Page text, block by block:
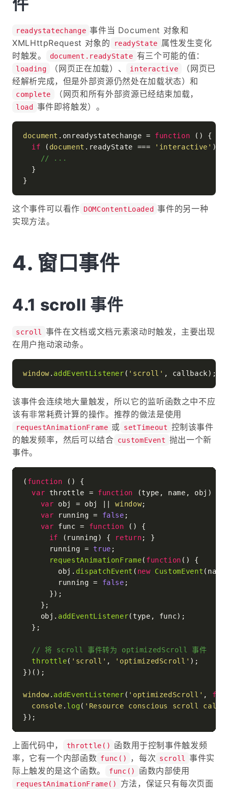
readystatechange 事件当 Document 对象和
XMLHttpRequest 对象的
readyState 属性发生变化
时触发。
document.readyState 有三个可能的值：
loading （网页正在加载）、 interactive
（网页已
经解析完成，但是外部资源仍然处在加载状态）和
complete （网页和所有外部资源已经结束加载，
load 事件即将触发）。
document . onreadystatechange = function ( ) {
if ( document . readyState === 'interactive' ) {
// ...
  }
这个事件可以看作 DOMContentLoaded 事件的另一种
实现方法。
窗口事件
scroll 事件
scroll
事件在文档或文档元素滚动时触发，主要出现
在用户拖动滚动条。
window. addEventListener ( 'scroll'
该事件会连续地大量触发，所以它的监听函数之中不应
该有非常耗费计算的操作。推荐的做法是使用
requestAnimationFrame 或 setTimeout 控制该事件
的触发频率，然后可以结合 customEvent 抛出一个新
事件。
( function ( ) {
var throttle = function (type, name, obj ) {
var obj = obj || window;
var running = false ;
var func = function ( ) {
if (running) { return; }
      running =
true ;
requestAnimationFrame( function ( ) {
        obj.
dispatchEvent ( new CustomEvent
        running =
false ;
      });
    };
    obj.
addEventListener(type, func);
  };
// 将 scroll 事件转为 optimizedScroll 事件
throttle( 'scroll' , 'optimizedScroll' );
})();
window. addEventListener ( 'optimizedScroll' ,
console . log( 'Resource conscious scroll
上面代码中， throttle()
函数用于控制事件触发频
率，它有一个内部函数 func() ，每次 scroll
事件实
际上触发的是这个函数。
func() 函数内部使用
requestAnimationFrame()
方法，保证只有每次页面